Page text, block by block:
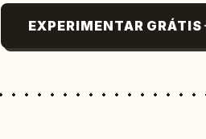
EXPERIMENTAR GRÁTIS